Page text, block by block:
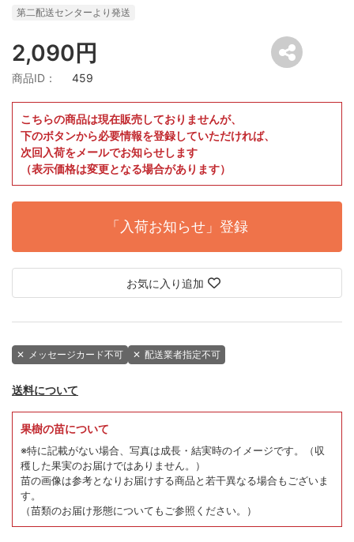
第二配送センターより発送
2,090円
商品ID： 459
こちらの商品は現在販売しておりませんが、
下のボタンから必要情報を登録していただければ、
次回入荷をメールでお知らせします
（表示価格は変更となる場合があります）
「入荷お知らせ」登録
お気に入り追加
✕ メッセージカード不可 ✕ 配送業者指定不可
送料について
果樹の苗について
※特に記載がない場合、写真は成長・結実時のイメージです。
（収
穫した果実のお届けではありません。）
苗の画像は参考となりお届けする商品と若干異なる場合もございま
す。
（苗類のお届け形態についてもご参照ください。）